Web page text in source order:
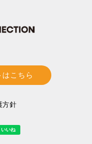
はこちら
方針